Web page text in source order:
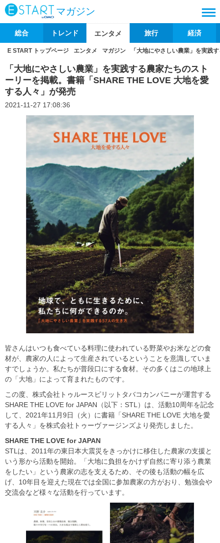
マガジン
総合 トレンド エンタメ 旅行 経済
E START トップページ エンタメ マガジン 「大地にやさしい農業」を実践
「大地にやさしい農業」を実践する農家たちのスト
ーリーを掲載。書籍「SHARE THE LOVE 大地を愛
する人々」が発売
2021-11-27 17:08:36
皆さんはいつも食べている料理に使われている野菜やお米などの食
材が、農家の人によって生産されているということを意識していま
すでしょうか。私たちが普段口にする食材。その多くはこの地球上
の「大地」によって育まれたものです。
この度、株式会社トゥルースピリットタバコカンパニーが運営する
SHARE THE LOVE for JAPAN（以下：STL）は、活動10周年を記念
して、2021年11月9日（火）に書籍「SHARE THE LOVE 大地を愛
する人々」を株式会社トゥーヴァージンズより発売しました。
SHARE THE LOVE for JAPAN
STLは、2011年の東日本大震災をきっかけに移住した農家の支援と
いう形から活動を開始。「大地に負担をかけず自然に寄り添う農業
をしたい」という農家の志を支えるため、その後も活動の幅を広
げ、10年目を迎えた現在では全国に参加農家の方がおり、勉強会や
交流会など様々な活動を行っています。